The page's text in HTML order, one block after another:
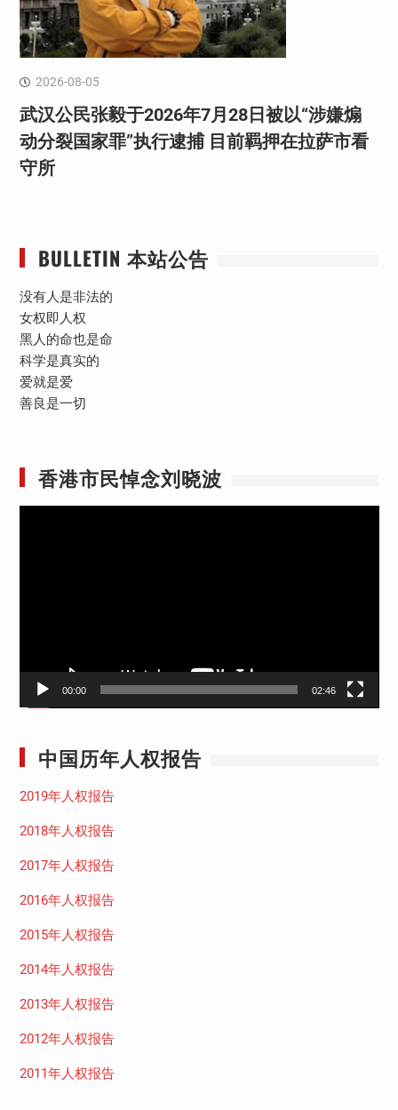
2026-08-05
武汉公民张毅于2026年7月28日被以“涉嫌煽
动分裂国家罪”执行逮捕 目前羁押在拉萨市看
守所
BULLETIN 本站公告
没有人是非法的
女权即人权
黑人的命也是命
科学是真实的
爱就是爱
善良是一切
香港市民悼念刘晓波
00:00 02:46
中国历年人权报告
2019年人权报告
2018年人权报告
2017年人权报告
2016年人权报告
2015年人权报告
2014年人权报告
2013年人权报告
2012年人权报告
2011年人权报告